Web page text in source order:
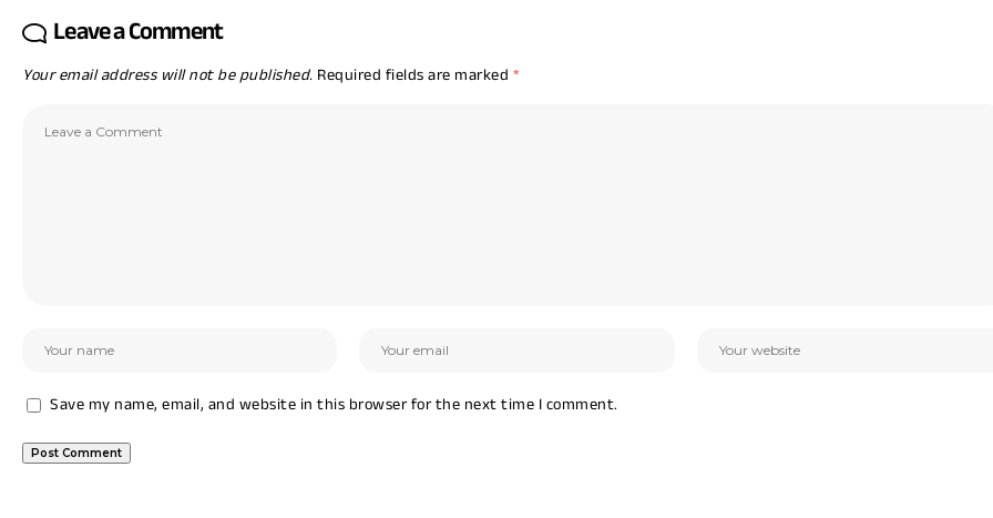
Leave a Comment
Your email address will not be published. Required fields are marked *
Save my name, email, and website in this browser for the next time I comment.